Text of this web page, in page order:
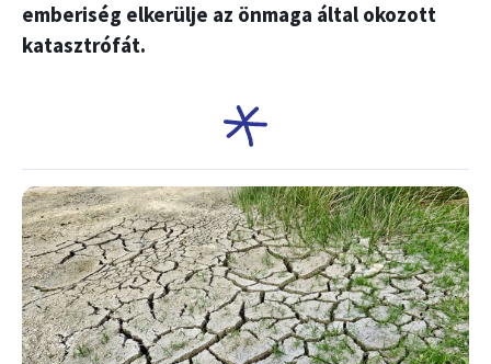
emberiség elkerülje az önmaga által okozott
katasztrófát.